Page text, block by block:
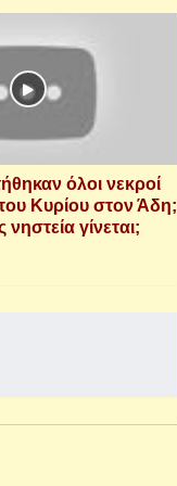
όλοι νεκροί
Κυρίου στον Άδη;
γίνεται;